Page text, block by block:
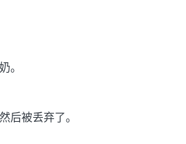
。
后被丢弃了。